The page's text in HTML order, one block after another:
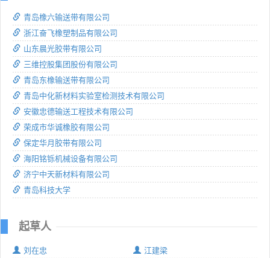
青岛橡六输送带有限公司
浙江奋飞橡塑制品有限公司
山东晨光胶带有限公司
三维控股集团股份有限公司
青岛东橡输送带有限公司
青岛中化新材料实验室检测技术有限公司
安徽忠德输送工程技术有限公司
荣成市华诚橡胶有限公司
保定华月胶带有限公司
海阳铭铄机械设备有限公司
济宁中天新材料有限公司
青岛科技大学
起草人
刘在忠
江建梁